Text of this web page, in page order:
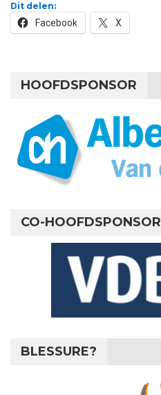
Dit delen:
Facebook X
HOOFDSPONSOR
CO-HOOFDSPONSOR
BLESSURE?